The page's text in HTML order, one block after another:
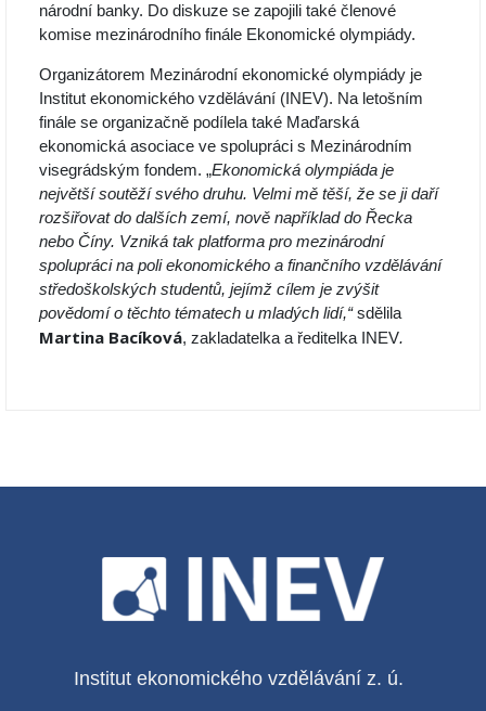
národní banky. Do diskuze se zapojili také členové
komise mezinárodního finále Ekonomické olympiády.
Organizátorem Mezinárodní ekonomické olympiády je
Institut ekonomického vzdělávání (INEV). Na letošním
finále se organizačně podílela také Maďarská
ekonomická asociace ve spolupráci s Mezinárodním
visegrádským fondem. „Ekonomická olympiáda je
největší soutěží svého druhu. Velmi mě těší, že se ji daří
rozšiřovat do dalších zemí, nově například do Řecka
nebo Číny. Vzniká tak platforma pro mezinárodní
spolupráci na poli ekonomického a finančního vzdělávání
středoškolských studentů, jejímž cílem je zvýšit
povědomí o těchto tématech u mladých lidí,“sdělila
Martina Bacíková, zakladatelka a ředitelka INEV.
Institut ekonomického vzdělávání z. ú.